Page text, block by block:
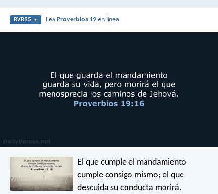
RVR95 LeaProverbios 19 en línea
El que cumple el mandamiento
cumple consigo mismo; el que
descuida su conducta morirá.